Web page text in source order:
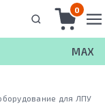
0
MAX
для ЛПУ